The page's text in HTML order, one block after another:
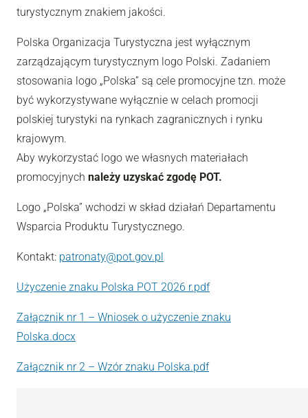
turystycznym znakiem jakości.
Polska Organizacja Turystyczna jest wyłącznym
zarządzającym turystycznym logo Polski. Zadaniem
stosowania logo „Polska” są cele promocyjne tzn. może
być wykorzystywane wyłącznie w celach promocji
polskiej turystyki na rynkach zagranicznych i rynku
krajowym.
Aby wykorzystać logo we własnych materiałach
promocyjnych należy uzyskać zgodę POT.
Logo „Polska” wchodzi w skład działań Departamentu
Wsparcia Produktu Turystycznego.
Kontakt: patronaty@pot.gov.pl
Użyczenie znaku Polska POT 2026 r.pdf
Załącznik nr 1 – Wniosek o użyczenie znaku
Polska.docx
Załącznik nr 2 – Wzór znaku Polska.pdf